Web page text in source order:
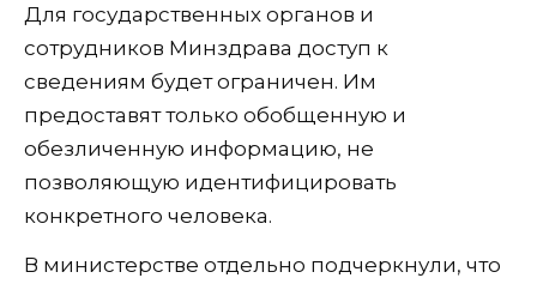
Для государственных органов и
сотрудников Минздрава доступ к
сведениям будет ограничен. Им
предоставят только обобщенную и
обезличенную информацию, не
позволяющую идентифицировать
конкретного человека.
В министерстве отдельно подчеркнули, что